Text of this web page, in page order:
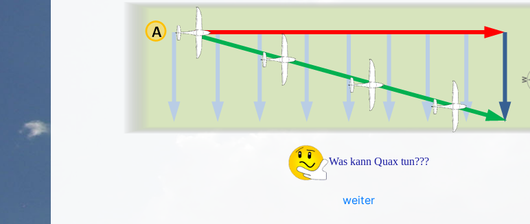
Was kann Quax tun???
weiter